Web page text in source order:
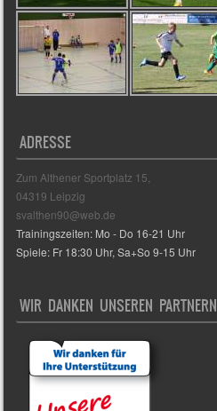
ADRESSE
Zum Althener Sportplatz 15,
04319 Leipzig
svalthen90@web.de
Trainingszeiten: Mo - Do 16-21 Uhr
Spiele: Fr 18:30 Uhr, Sa+So 9-15 Uhr
WIR DANKEN UNSEREN PARTNERN